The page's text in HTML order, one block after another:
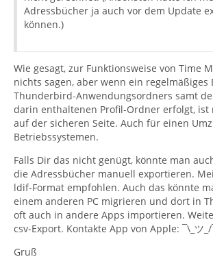
Adressbücher ja auch vor dem Update
können.)
Wie gesagt, zur Funktionsweise von Time
nichts sagen, aber wenn ein regelmäßiges
Thunderbird-Anwendungsordners samt
darin enthaltenen Profil-Ordner erfolgt, ist
auf der sicheren Seite. Auch für einen
Betriebssystemen.
Falls Dir das nicht genügt, könnte man
die Adressbücher manuell exportieren.
ldif-Format empfohlen. Auch das könnte
einem anderen PC migrieren und dort in
oft auch in andere Apps importieren.
csv-Export. Kontakte App von Apple: ¯\_ツ_/
Gruß